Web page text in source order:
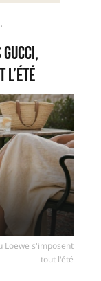
l’été
Loewe s'imposent
tout l'été